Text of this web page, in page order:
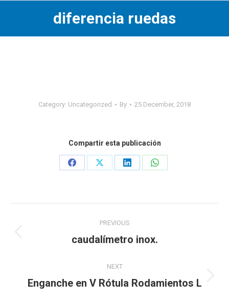
diferencia ruedas
Category: Uncategorized By 25 December, 2018
Compartir esta publicación
Share
Share
Share
Share
navigation
PREVIOUS
Previous
caudalímetro inox.
NEXT
Next
Enganche en V Rótula Rodamientos L